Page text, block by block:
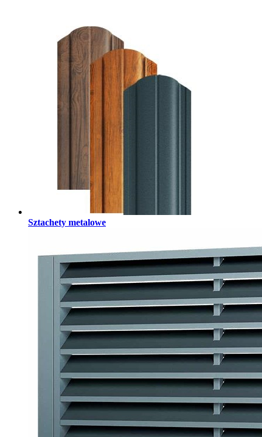
Sztachety metalowe